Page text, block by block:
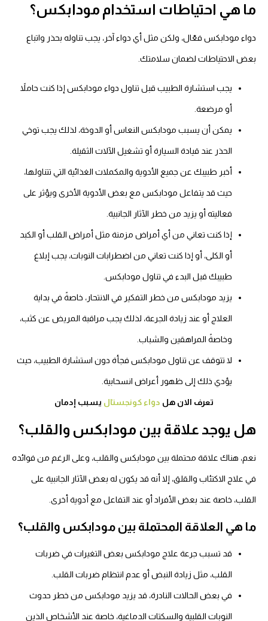
ما هي احتياطات استخدام مودابكس؟
دواء مودابكس فعّال، ولكن مثل أي دواء آخر، يجب تناوله بحذر واتباع
بعض الاحتياطات لضمان سلامتك.
يجب استشارة الطبيب قبل تناول دواء مودابكس إذا كنت حاملاً
أو مرضعة.
يمكن أن يسبب مودابكس النعاس أو الدوخة، لذلك يجب توخي
الحذر عند قيادة السيارة أو تشغيل الآلات الثقيلة.
أخبر طبيبك عن جميع الأدوية والمكملات الغذائية التي تتناولها،
حيث قد يتفاعل مودابكس مع بعض الأدوية الأخرى ويؤثر على
فعاليته أو يزيد من خطر الآثار الجانبية.
إذا كنت تعاني من أي أمراض مزمنة مثل أمراض القلب أو الكبد
أو الكلى، أو إذا كنت تعاني من اضطرابات النوبات، يجب إبلاغ
طبيبك قبل البدء في تناول مودابكس.
يزيد مودابكس من خطر التفكير في الانتحار، خاصةً في بداية
العلاج أو عند زيادة الجرعة، لذلك يجب مراقبة المريض عن كثب،
وخاصةً المراهقين والشباب.
لا تتوقف عن تناول مودابكس فجأة دون استشارة الطبيب، حيث
يؤدي ذلك إلى ظهور أعراض انسحابية.
تعرف الان هل دواء كونجستال يسبب إدمان
هل يوجد علاقة بين مودابكس والقلب؟
نعم، هناك علاقة محتملة بين مودابكس والقلب، وعلى الرغم من فوائده
في علاج الاكتئاب والقلق، إلا أنه قد يكون له بعض الآثار الجانبية على
القلب، خاصة عند بعض الأفراد أو عند التفاعل مع أدوية أخرى.
ما هي العلاقة المحتملة بين مودابكس والقلب؟
قد تسبب جرعة علاج مودابكس بعض التغيرات في ضربات
القلب، مثل زيادة النبض أو عدم انتظام ضربات القلب.
في بعض الحالات النادرة، قد يزيد مودابكس من خطر حدوث
النوبات القلبية والسكتات الدماغية، خاصة عند الأشخاص الذين